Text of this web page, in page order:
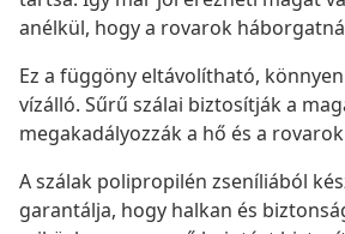
anélkül, hogy a rovarok
Ez a függöny eltávolítható,
vízálló. Sűrű szálai biztosítják a
megakadályozzák a hő és a
A szálak polipropilén zseníliából
garantálja, hogy halkan és